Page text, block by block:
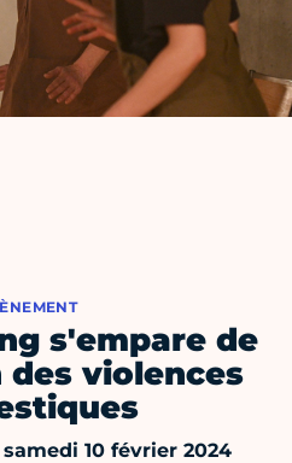
s'empare de
violences
10 février 2024